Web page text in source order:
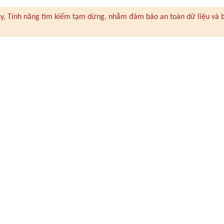
Tính năng tìm kiếm tạm dừng, nhằm đảm bảo an toàn dữ liệu và